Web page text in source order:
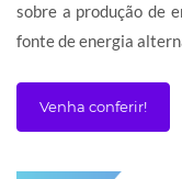
sobre a produção de
fonte de energia
Venha conferir!